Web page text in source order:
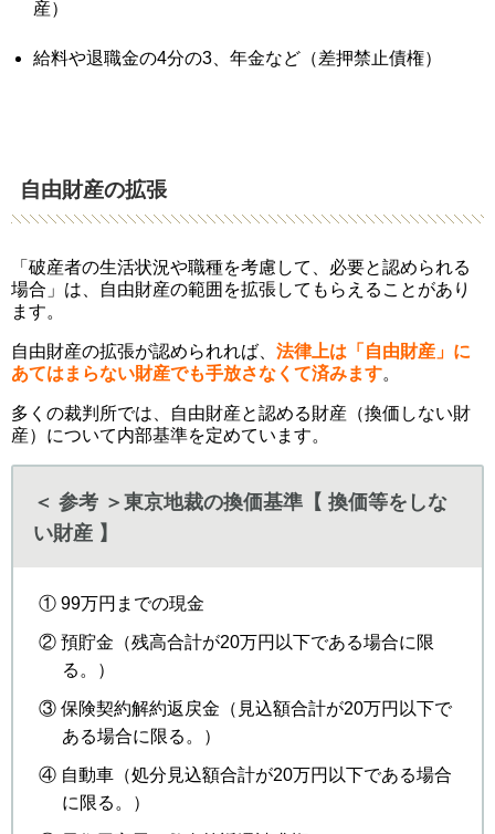
産）
給料や退職金の4分の3、年金など（差押禁止債権）
自由財産の拡張
「破産者の生活状況や職種を考慮して、必要と認められる
場合」は、自由財産の範囲を拡張してもらえることがあり
ます。
自由財産の拡張が認められれば、 法律上は「自由財産」に
あてはまらない財産でも手放さなくて済みます。
多くの裁判所では、自由財産と認める財産（換価しない財
産）について内部基準を定めています。
＜ 参考 ＞東京地裁の換価基準【 換価等をしな
い財産 】
① 99万円までの現金
② 預貯金（残高合計が20万円以下である場合に限
る。）
③ 保険契約解約返戻金（見込額合計が20万円以下で
ある場合に限る。）
④ 自動車（処分見込額合計が20万円以下である場合
に限る。）